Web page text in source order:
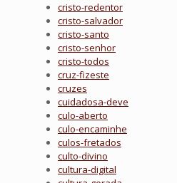
cristo-redentor
cristo-salvador
cristo-santo
cristo-senhor
cristo-todos
cruz-fizeste
cruzes
cuidadosa-deve
culo-aberto
culo-encaminhe
culos-fretados
culto-divino
cultura-digital